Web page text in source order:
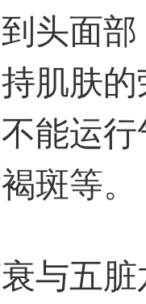
头面
肌肤
能运
斑等。
五脏